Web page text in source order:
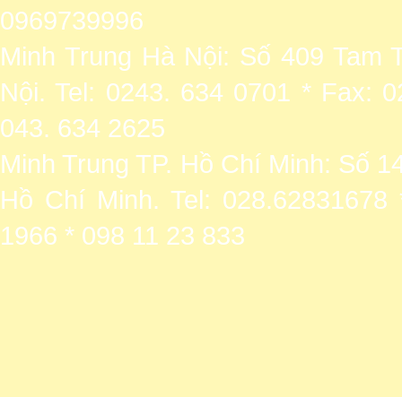
0969739996
Minh Trung Hà Nội: Số 409
Nội. Tel: 0243. 634 0701 * Fax:
043. 634 2625
Minh Trung TP. Hồ Chí Minh: Số
Hồ Chí Minh. Tel:
1966 * 098 11 23 833